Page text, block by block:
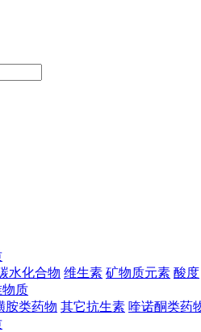
水化合物 维生素 矿物质元素 酸度
质
胺类药物 其它抗生素 喹诺酮类药